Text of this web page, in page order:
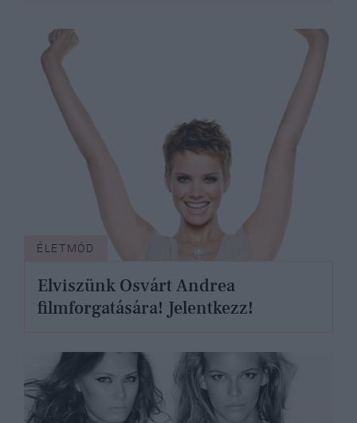
ÉLETMÓD
Elviszünk Osvárt Andrea
filmforgatására! Jelentkezz!